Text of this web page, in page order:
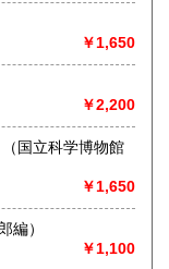
が多いです。お
展・仕入れのた
￥1,650
￥2,200
￥1,650
郎編）
￥1,100